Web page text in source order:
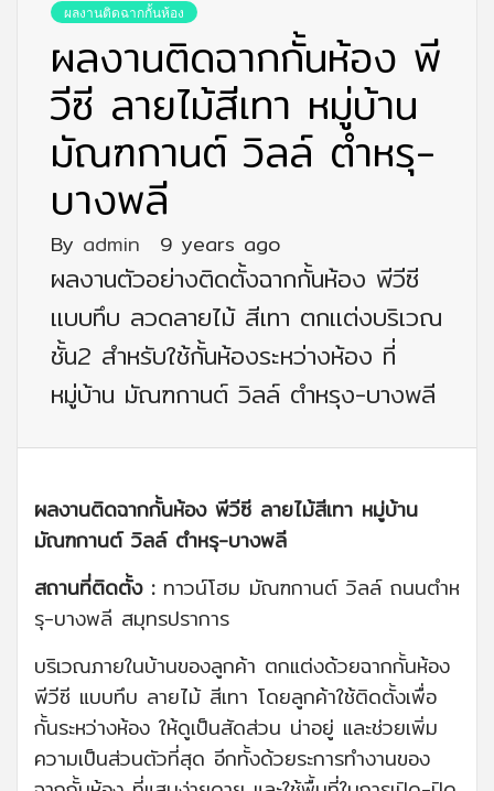
ผลงานติดฉากกั้นห้อง
ผลงานติดฉากกั้นห้อง พี
วีซี ลายไม้สีเทา หมู่บ้าน
มัณฑกานต์ วิลล์ ตำหรุ-
บางพลี
By admin 9 years ago
ผลงานตัวอย่างติดตั้งฉากกั้นห้อง พีวีซี
แบบทึบ ลวดลายไม้ สีเทา ตกแต่งบริเวณ
ชั้น2 สำหรับใช้กั้นห้องระหว่างห้อง ที่
หมู่บ้าน มัณฑกานต์ วิลล์ ตำหรุง-บางพลี
ผลงานติดฉากกั้นห้อง พีวีซี ลายไม้สีเทา หมู่บ้าน
มัณฑกานต์ วิลล์ ตำหรุ-บางพลี
สถานที่ติดตั้ง :ทาวน์โฮม มัณฑกานต์ วิลล์ ถนนตำห
รุ-บางพลี สมุทรปราการ
บริเวณภายในบ้านของลูกค้า ตกแต่งด้วยฉากกั้นห้อง
พีวีซี แบบทึบ ลายไม้ สีเทา โดยลูกค้าใช้ติดตั้งเพื่อ
กั้นระหว่างห้อง ให้ดูเป็นสัดส่วน น่าอยู่ และช่วยเพิ่ม
ความเป็นส่วนตัวที่สุด อีกทั้งด้วยระการทำงานของ